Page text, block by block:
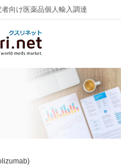
向け医薬品個人輸入調達